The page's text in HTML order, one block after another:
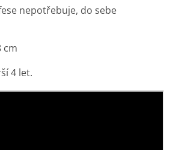
nepotřebuje, do sebe
cm
4 let.